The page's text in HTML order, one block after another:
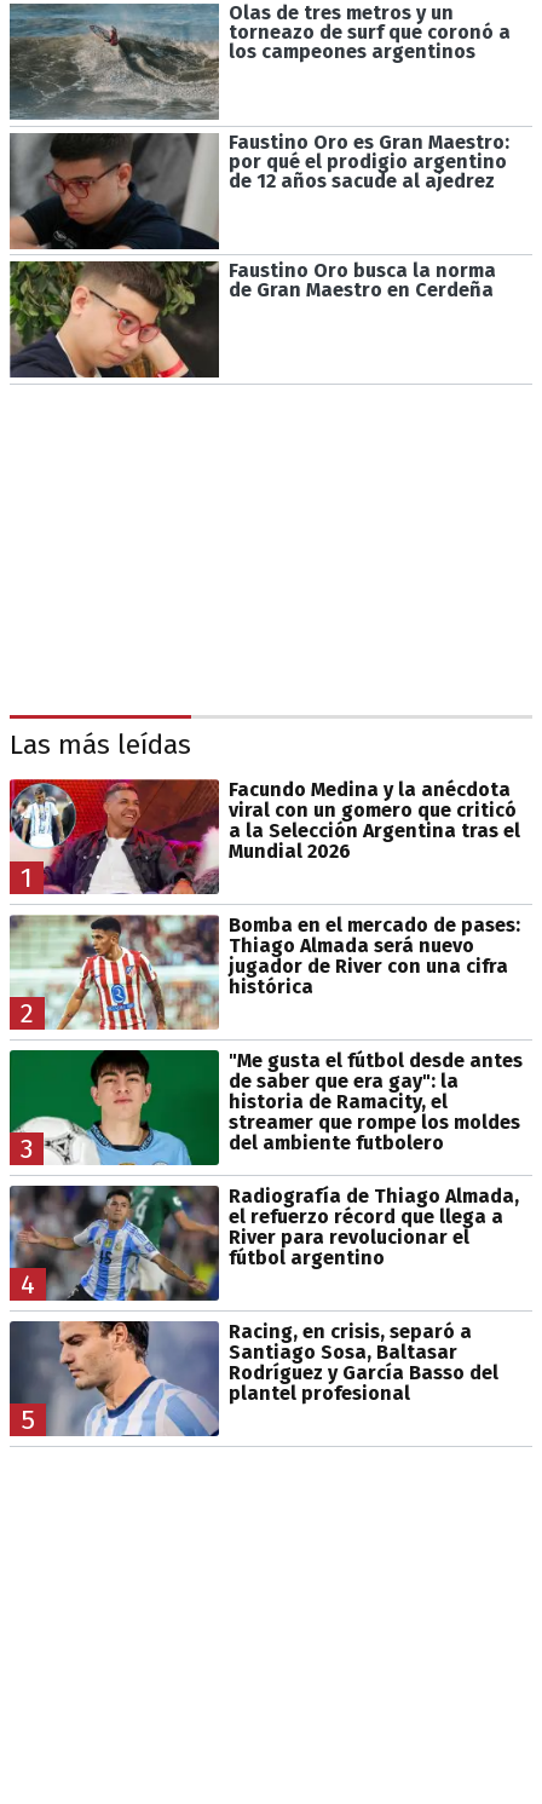
Olas de tres metros y un
torneazo de surf que coronó a
los campeones argentinos
Faustino Oro es Gran Maestro:
por qué el prodigio argentino
de 12 años sacude al ajedrez
Faustino Oro busca la norma
de Gran Maestro en Cerdeña
Las más leídas
1
Facundo Medina y la anécdota
viral con un gomero que criticó
a la Selección Argentina tras el
Mundial 2026
2
Bomba en el mercado de pases:
Thiago Almada será nuevo
jugador de River con una cifra
histórica
3
"Me gusta el fútbol desde antes
de saber que era gay": la
historia de Ramacity, el
streamer que rompe los moldes
del ambiente futbolero
4
Radiografía de Thiago Almada,
el refuerzo récord que llega a
River para revolucionar el
fútbol argentino
5
Racing, en crisis, separó a
Santiago Sosa, Baltasar
Rodríguez y García Basso del
plantel profesional